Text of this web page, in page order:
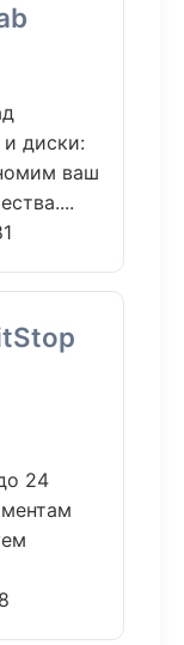
диски:
ваш
24